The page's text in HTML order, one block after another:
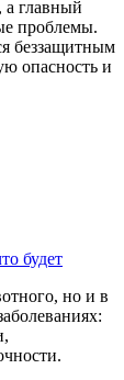
а главный
проблемы.
беззащитным
опасность и
будет
но и в